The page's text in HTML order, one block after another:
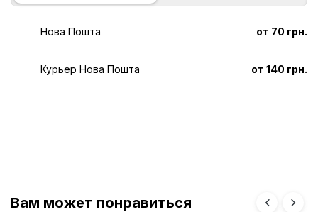
Нова Пошта от 70 грн.
Курьер Нова Пошта от 140 грн.
Вам может понравиться